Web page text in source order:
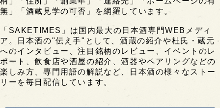
無」「酒蔵見学の可否」を網羅しています。
「SAKETIMES」は国内最大の日本酒専門WEBメディ
ア。日本酒の"伝え手"として、酒蔵の紹介や杜氏・蔵元
へのインタビュー、注目銘柄のレビュー、イベントのレ
ポート、飲食店や酒屋の紹介、酒器やペアリングなどの
楽しみ方、専門用語の解説など、日本酒の様々なストー
リーを毎日配信しています。